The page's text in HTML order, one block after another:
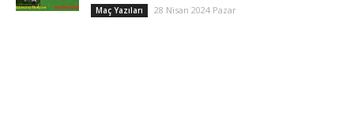
Maç Yazıları 28 Nisan 2024 Pazar